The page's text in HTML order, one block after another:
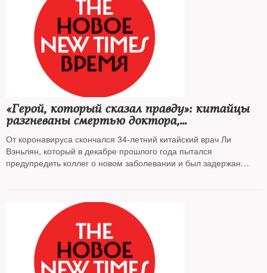
«Герой, который сказал правду»: китайцы
разгневаны смертью доктора,
предупреждавшего о коронавирусе
От коронавируса скончался 34-летний китайский врач Ли
Вэньлян, который в декабре прошлого года пытался
предупредить коллег о новом заболевании и был задержан